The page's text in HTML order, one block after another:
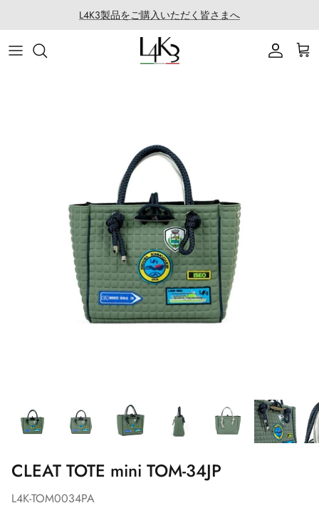
ッ
プ
L4K3製品をご購入いただく皆さまへ
ITEM
COLLABORATION
STORY
MACARON series
BACK PACK series
SECCHIELLO series
About LABORATORIO
CLEAT TOTE mini TOM-34JP
L4K-TOM0034PA